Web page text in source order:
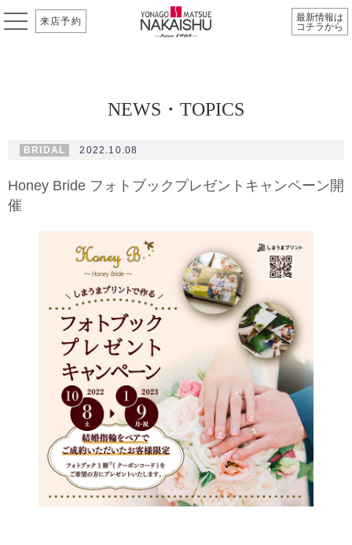
来店予約
最新情報は
コチラから
NEWS・TOPICS
BRIDAL 2022.10.08
Honey Bride フォトブックプレゼントキャンペーン開
催